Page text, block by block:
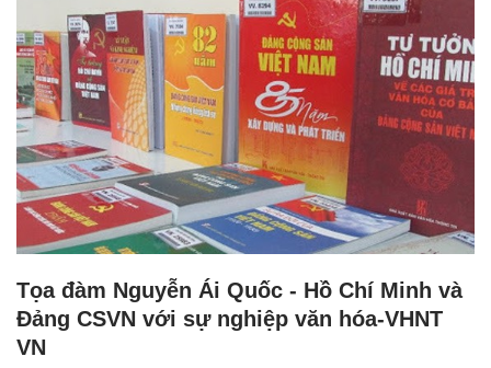
Tọa đàm Nguyễn Ái Quốc - Hồ Chí Minh và
Đảng CSVN với sự nghiệp văn hóa-VHNT
VN